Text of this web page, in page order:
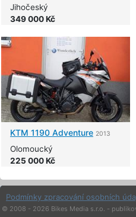
Jihočeský
349 000 Kč
KTM 1190 Adventure 2013
Olomoucký
225 000 Kč
Podmínky zpracování osobních
© 2008 - 2026 Bikes Media s.r.o. -